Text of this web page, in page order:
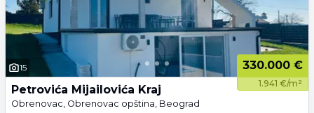
15 330.000 €
1.941 €/m²
Petrovića Mijailovića Kraj
Obrenovac, Obrenovac opština, Beograd